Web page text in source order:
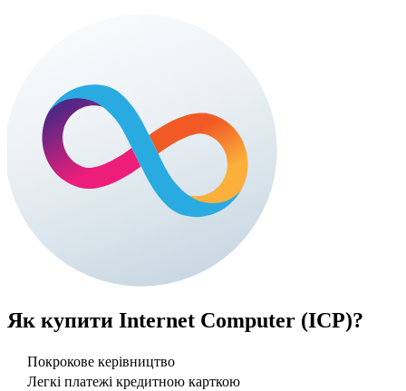
Як купити Internet Computer (ICP)?
Покрокове керівництво
Легкі платежі кредитною карткою